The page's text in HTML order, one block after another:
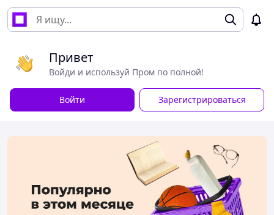
Привет
Войди и используй Пром по полной!
Войти Зарегистрироваться